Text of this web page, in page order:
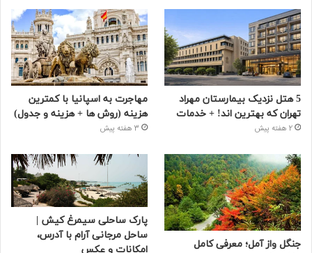
5 هتل نزدیک بیمارستان مهراد
تهران که بهترین‌ اند! + خدمات
2 هفته پیش
مهاجرت به اسپانیا با کمترین
هزینه (روش ها + هزینه و جدول)
3 هفته پیش
جنگل واز آمل؛ معرفی کامل
پارک ساحلی سیمرغ کیش |
ساحل مرجانی آرام با آدرس،
امکانات و عکس